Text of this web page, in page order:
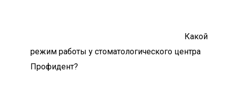
Какой
режим работы у стоматологического центра
Профидент?